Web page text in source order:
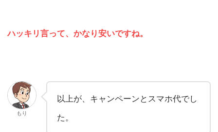
ハッキリ言って、かなり安いですね。
もり
以上が、キャンペーンとスマホ代でし
た。